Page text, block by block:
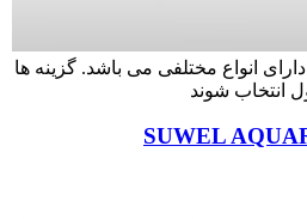
انواع مختلفی می باشد. گزینه ها
شوند